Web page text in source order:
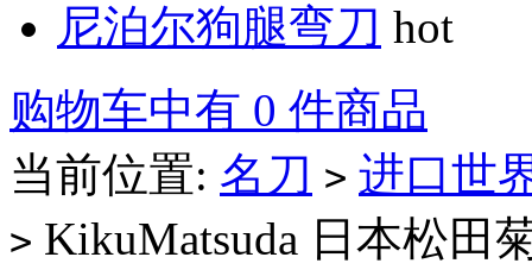
尼泊尔狗腿弯刀 hot
购物车中有 0 件商品
当前位置: 名刀 > 进口世
> KikuMatsuda 日本松田